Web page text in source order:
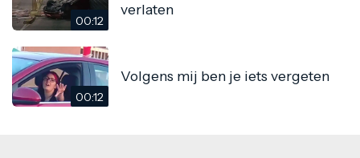
00:12
verlaten
00:12
Volgens mij ben je iets vergeten